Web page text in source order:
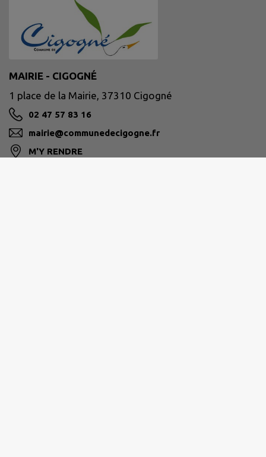
MAIRIE - CIGOGNÉ
1 place de la Mairie, 37310 Cigogné
02 47 57 83 16
mairie@communedecigogne.fr
M'Y RENDRE